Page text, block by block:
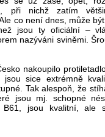
při nichž zatím
co není dnes, může
jsou ty oficiální –
nazýváni sviněmi.
nakoupilo
jsou sice extrémně
Tak alespoň, že
jsou mj. schopné
B61, jsou kvalitní, ale